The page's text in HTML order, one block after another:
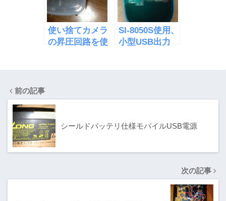
使い捨てカメラ
の昇圧回路を使
SI-8050S使用、
小型USB出力
前の記事
シールドバッテリ仕様モバイルUSB電源
次の記事